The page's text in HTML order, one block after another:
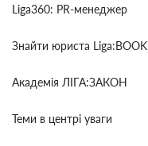
Liga360: PR-менеджер
Знайти юриста Liga:BOOK
Академія ЛІГА:ЗАКОН
Теми в центрі уваги